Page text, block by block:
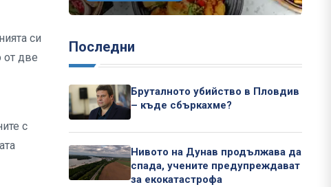
си
от две
с
Последни
Бруталното убийство в Пловдив
– къде сбъркахме?
Нивото на Дунав продължава да
спада, учените предупреждават
за екокатастрофа